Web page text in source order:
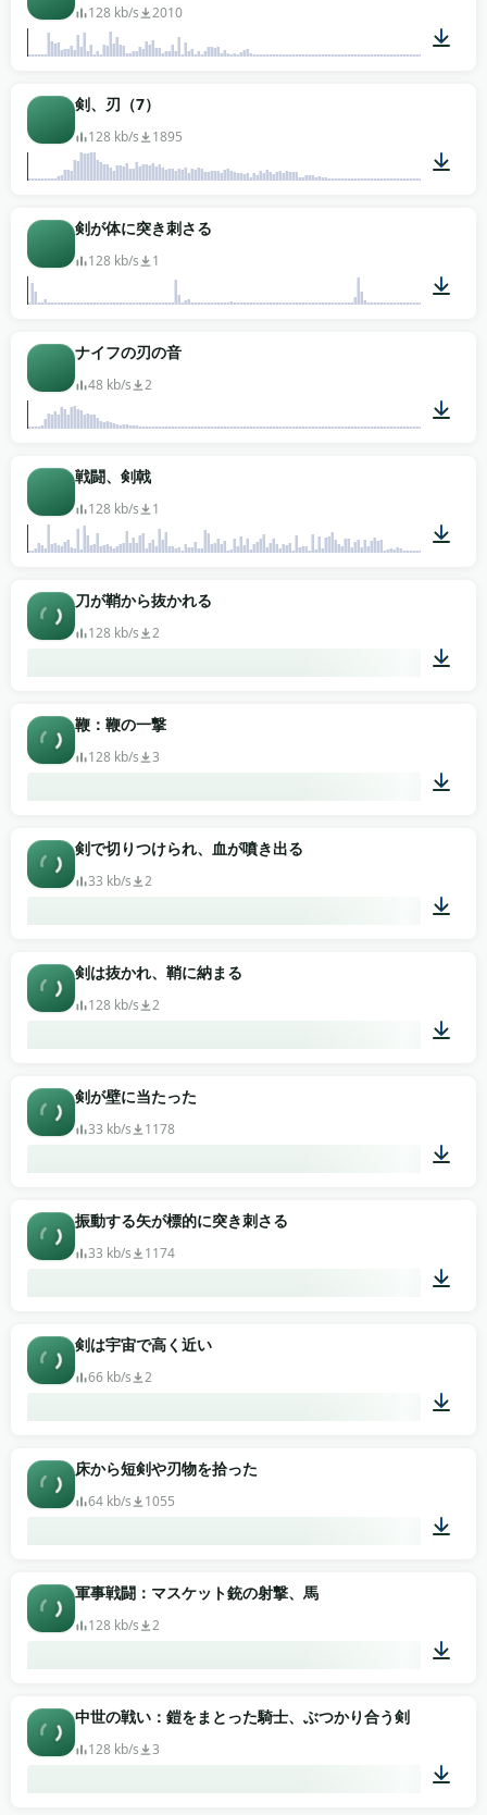
128 kb/s 2010
剣、刃（7）
128 kb/s 1895
剣が体に突き刺さる
128 kb/s 1
ナイフの刃の音
48 kb/s 2
戦闘、剣戟
128 kb/s 1
刀が鞘から抜かれる
128 kb/s 2
鞭：鞭の一撃
128 kb/s 3
剣で切りつけられ、血が噴き出る
33 kb/s 2
剣は抜かれ、鞘に納まる
128 kb/s 2
剣が壁に当たった
33 kb/s 1178
振動する矢が標的に突き刺さる
33 kb/s 1174
剣は宇宙で高く近い
66 kb/s 2
床から短剣や刃物を拾った
64 kb/s 1055
軍事戦闘：マスケット銃の射撃、馬
128 kb/s 2
中世の戦い：鎧をまとった騎士、ぶつかり合う剣
128 kb/s 3